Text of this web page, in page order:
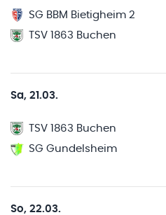
SG BBM Bietigheim 2
TSV 1863 Buchen
Sa, 21.03.
TSV 1863 Buchen
SG Gundelsheim
So, 22.03.